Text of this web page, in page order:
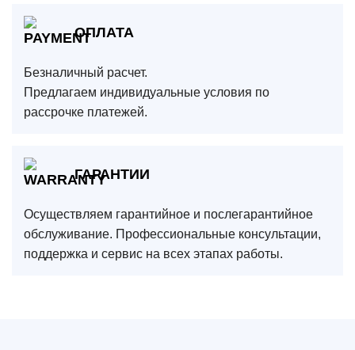
ОПЛАТА
Безналичный расчет.
Предлагаем индивидуальные условия по
рассрочке платежей.
ГАРАНТИИ
Осуществляем гарантийное и послегарантийное
обслуживание. Профессиональные консультации,
поддержка и сервис на всех этапах работы.